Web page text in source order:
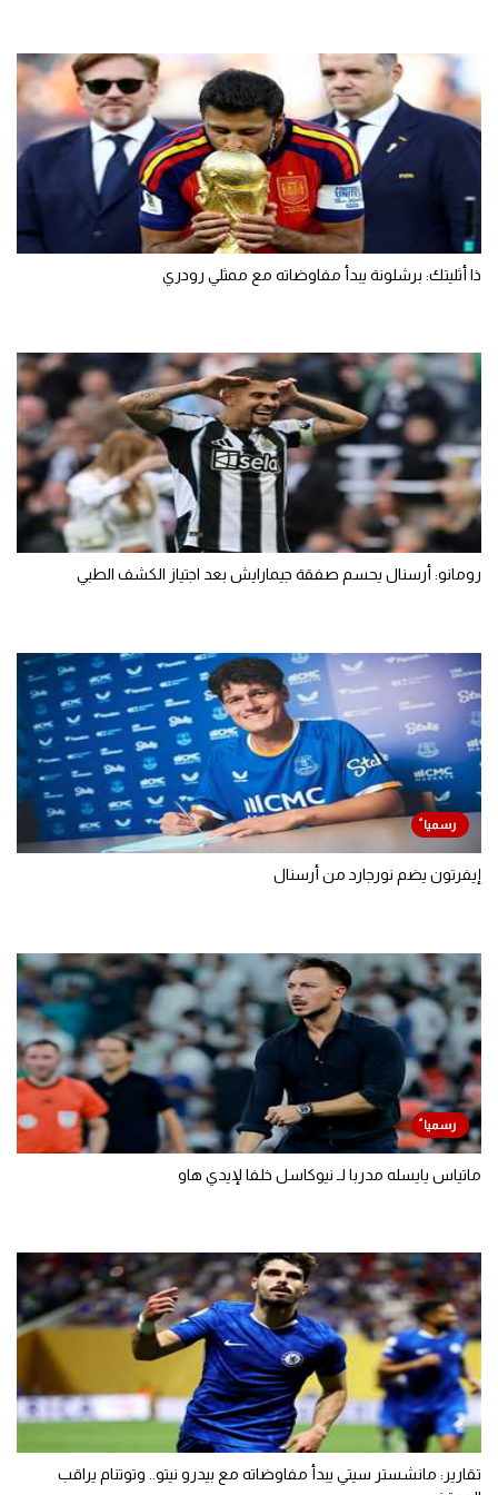
ذا أثليتك: برشلونة يبدأ مفاوضاته مع ممثلي رودري
رومانو: أرسنال يحسم صفقة جيمارايش بعد اجتياز الكشف الطبي
إيفرتون يضم نورجارد من أرسنال
ماتياس يايسله مدربا لـ نيوكاسل خلفا لإيدي هاو
تقارير: مانشستر سيتي يبدأ مفاوضاته مع بيدرو نيتو.. وتوتنام يراقب